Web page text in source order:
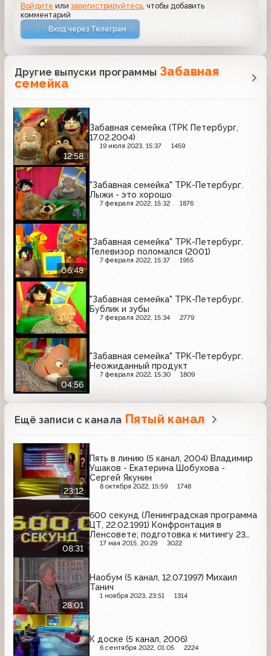
Войдите илизарегистрируйтесь , чтобы добавить
комментарий
Вход через Телеграм
Другие выпуски программы Забавная
семейка
12:58
Забавная семейка (ТРК Петербург,
17.02.2004)
19 июля 2023, 15:37 1459
"Забавная семейка" ТРК-Петербург.
Лыжи - это хорошо
7 февраля 2022, 15:32 1876
06:48
"Забавная семейка" ТРК-Петербург.
Телевизор поломался (2001)
7 февраля 2022, 15:37 1955
"Забавная семейка" ТРК-Петербург.
Бублик и зубы
7 февраля 2022, 15:34 2779
04:56
"Забавная семейка" ТРК-Петербург.
Неожиданный продукт
7 февраля 2022, 15:30 1809
Ещё записи с канала Пятый канал
23:12
Пять в линию (5 канал, 2004) Владимир
Ушаков - Екатерина Шобухова -
Сергей Якунин
8 октября 2022, 15:59 1748
08:31
600 секунд (Ленинградская программа
ЦТ, 22.02.1991) Конфронтация в
Ленсовете; подготовка к митингу 23
февраля; церковная служба;
17 мая 2015, 20:29 3022
28:01
Наобум (5 канал, 12.07.1997) Михаил
Танич
1 ноября 2023, 23:51 1314
К доске (5 канал, 2006)
6 сентября 2022, 01:05 2224